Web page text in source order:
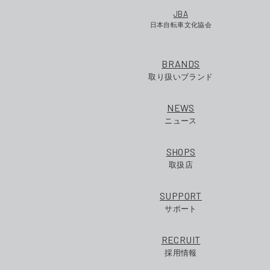
JBA
日本自転車文化協会
BRANDS
取り扱いブランド
NEWS
ニュース
SHOPS
取扱店
SUPPORT
サポート
RECRUIT
採用情報